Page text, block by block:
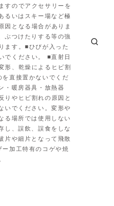
すのでアクセサリーを
るいはスキー場など極
因となる場合がありま
ぶつけたりする等の強
ます。■ひびが入った
でください。 ■直射日
形、乾燥によるヒビ割
直接置かないでくだ
・暖房器具・放熱器
りやヒビ割れの原因と
いでください。変形や
る場所では使用しない
し、誤飲、誤食をしな
片や細片となって飛散
加工特有のコゲや焼